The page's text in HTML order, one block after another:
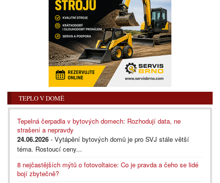
TEPLO V DOMĚ
Tepelná čerpadla v bytových domech: Rozhodují data, ne
strašení a nepravdy
24.06.2026 - Vytápění bytových domů je pro SVJ stále větší
téma. Rostoucí ceny...
8 nejčastějších mýtů o fotovoltaice: Co je pravda a čeho se lidé
bojí zbytečně?